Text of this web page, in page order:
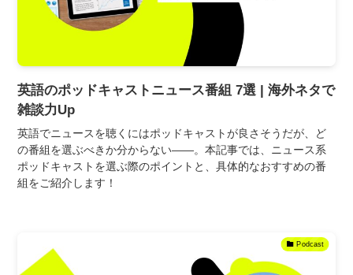
英語のポッドキャストニュース番組 7選 | 海外ネタで
雑談力Up
英語でニュースを聴くにはポッドキャストが良さそうだが、ど
の番組を選ぶべきか分からない――。本記事では、ニュース系
ポッドキャストを選ぶ際のポイントと、具体的なおすすめの番
組をご紹介します！
Podcast